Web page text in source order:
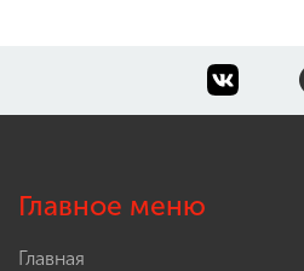
Главное меню
Главная